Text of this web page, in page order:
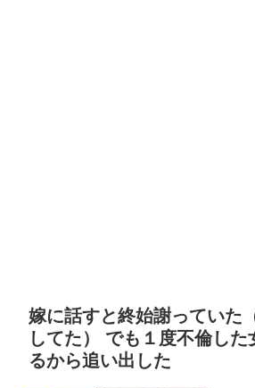
嫁に話すと終始謝っていた
してた） でも１度不倫した
るから追い出した